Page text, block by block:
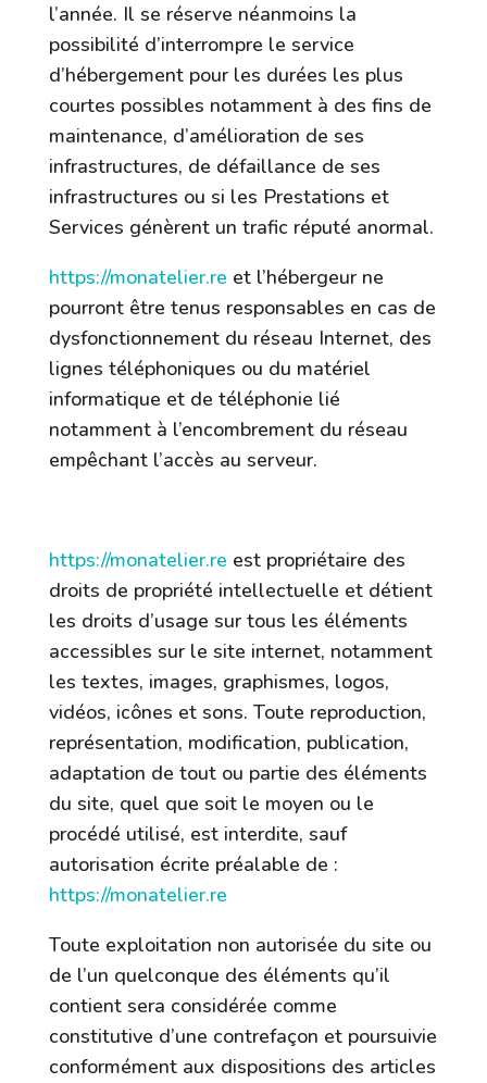
l’année. Il se réserve néanmoins la
possibilité d’interrompre le service
d’hébergement pour les durées les plus
courtes possibles notamment à des fins de
maintenance, d’amélioration de ses
infrastructures, de défaillance de ses
infrastructures ou si les Prestations et
Services génèrent un trafic réputé anormal.
https://monatelier.re et l’hébergeur ne
pourront être tenus responsables en cas de
dysfonctionnement du réseau Internet, des
lignes téléphoniques ou du matériel
informatique et de téléphonie lié
notamment à l’encombrement du réseau
empêchant l’accès au serveur.
https://monatelier.re est propriétaire des
droits de propriété intellectuelle et détient
les droits d’usage sur tous les éléments
accessibles sur le site internet, notamment
les textes, images, graphismes, logos,
vidéos, icônes et sons. Toute reproduction,
représentation, modification, publication,
adaptation de tout ou partie des éléments
du site, quel que soit le moyen ou le
procédé utilisé, est interdite, sauf
autorisation écrite préalable de :
https://monatelier.re
Toute exploitation non autorisée du site ou
de l’un quelconque des éléments qu’il
contient sera considérée comme
constitutive d’une contrefaçon et poursuivie
conformément aux dispositions des articles